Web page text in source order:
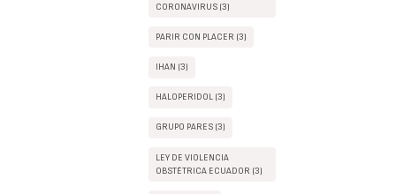
CORONAVIRUS (3)
PARIR CON PLACER (3)
IHAN (3)
HALOPERIDOL (3)
GRUPO PARES (3)
LEY DE VIOLENCIA
OBSTÉTRICA ECUADOR (3)